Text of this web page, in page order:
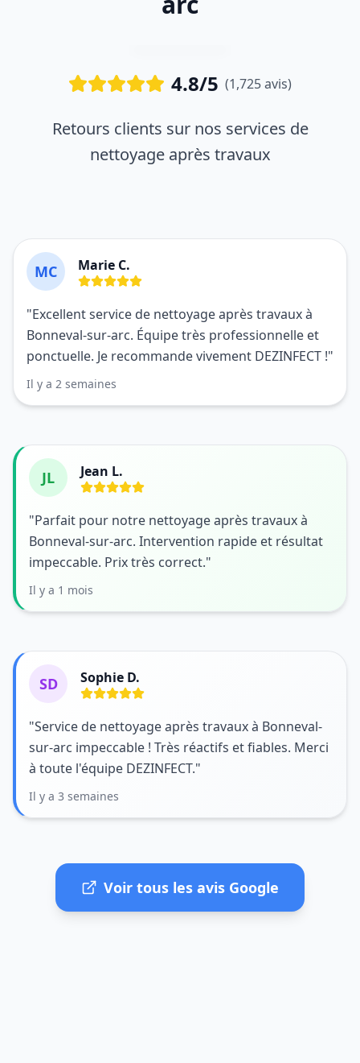
4.8/5 (1,725 avis)
Retours clients sur nos services de
nettoyage après travaux
MC Marie C.
"Excellent service de nettoyage après travaux à
Bonneval-sur-arc. Équipe très professionnelle et
ponctuelle. Je recommande vivement DEZINFECT !"
Il y a 2 semaines
JL Jean L.
"Parfait pour notre nettoyage après travaux à
Bonneval-sur-arc. Intervention rapide et résultat
impeccable. Prix très correct."
Il y a 1 mois
SD Sophie D.
"Service de nettoyage après travaux à Bonneval-
sur-arc impeccable ! Très réactifs et fiables. Merci
à toute l'équipe DEZINFECT."
Il y a 3 semaines
Voir tous les avis Google